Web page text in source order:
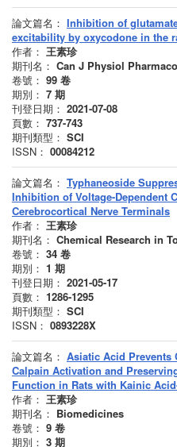
論文篇名： Inhibition of
excitability by oxycodone in the
作者： 王素珍
期刊名： Can J Physiol
卷號： 99 卷
期別： 7 期
刊登日期： 2021-07-08
頁數： 737-743
期刊類型： SCI
ISSN： 00084212
論文篇名： Typhaneoside
Inhibition of Voltage-Dependent
Cerebrocortical Nerve Terminals
作者： 王素珍
期刊名： Chemical Research in
卷號： 34 卷
期別： 1 期
刊登日期： 2021-05-17
頁數： 1286-1295
期刊類型： SCI
ISSN： 0893228X
論文篇名： Asiatic Acid
Calpain Activation and
Function in Rats with Kainic
作者： 王素珍
期刊名： Biomedicines
卷號： 9 卷
期別： 3 期